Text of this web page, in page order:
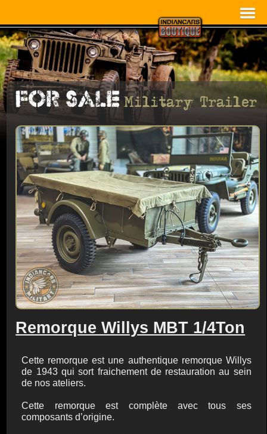
Remorque Willys MBT 1/4Ton
Cette remorque est une authentique remorque Willys
de 1943 qui sort fraichement de restauration au sein
de nos ateliers.
Cette remorque est complète avec tous ses
composants d’origine.